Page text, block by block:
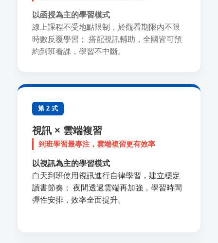
以函授為主的學習模式
線上課程不受地點限制，於觀看期限內不限
時數反覆學習； 搭配視訊輔助，全國皆可預
約到班看課，學習不中斷。
第 2 式
視訊 × 雲端複習
到班學習最專注，雲端複習更有效率
以視訊為主的學習模式
白天到班使用視訊進行自律學習，建立穩定
讀書節奏； 夜間透過雲端再加強，學習時間
彈性安排，效率全面提升。